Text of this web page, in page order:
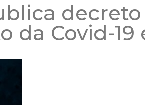
da Covid-19